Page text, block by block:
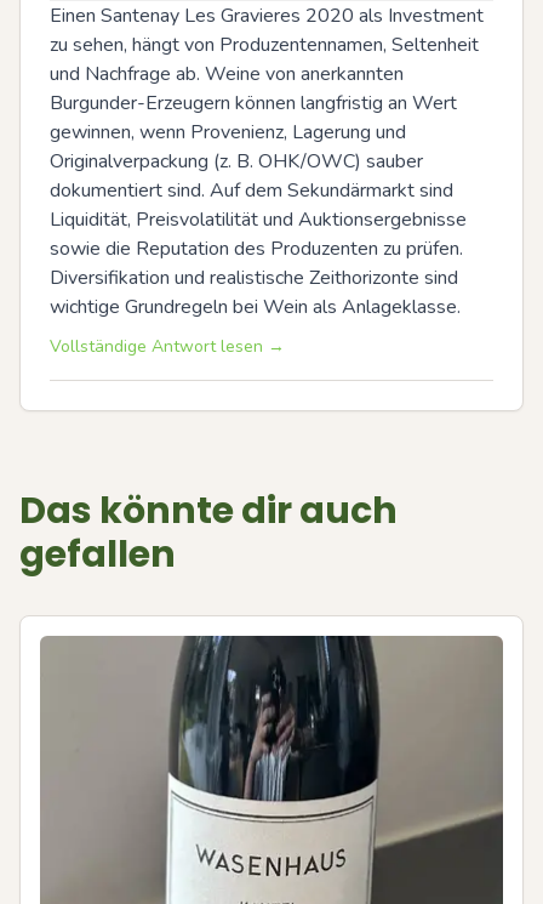
Einen Santenay Les Gravieres 2020 als Investment
zu sehen, hängt von Produzentennamen, Seltenheit
und Nachfrage ab. Weine von anerkannten
Burgunder-Erzeugern können langfristig an Wert
gewinnen, wenn Provenienz, Lagerung und
Originalverpackung (z. B. OHK/OWC) sauber
dokumentiert sind. Auf dem Sekundärmarkt sind
Liquidität, Preisvolatilität und Auktionsergebnisse
sowie die Reputation des Produzenten zu prüfen.
Diversifikation und realistische Zeithorizonte sind
wichtige Grundregeln bei Wein als Anlageklasse.
Vollständige Antwort lesen →
Das könnte dir auch
gefallen